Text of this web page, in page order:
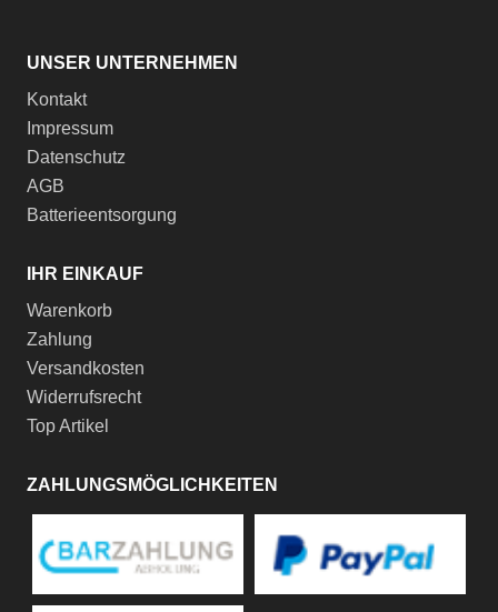
UNSER UNTERNEHMEN
Kontakt
Impressum
Datenschutz
AGB
Batterieentsorgung
IHR EINKAUF
Warenkorb
Zahlung
Versandkosten
Widerrufsrecht
Top Artikel
ZAHLUNGSMÖGLICHKEITEN